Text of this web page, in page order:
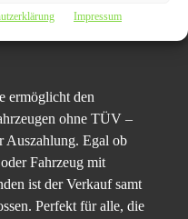
Impressum
ermöglicht den
ohne TÜV –
Auszahlung. Egal ob
Fahrzeug mit
ist der Verkauf samt
Perfekt für alle, die